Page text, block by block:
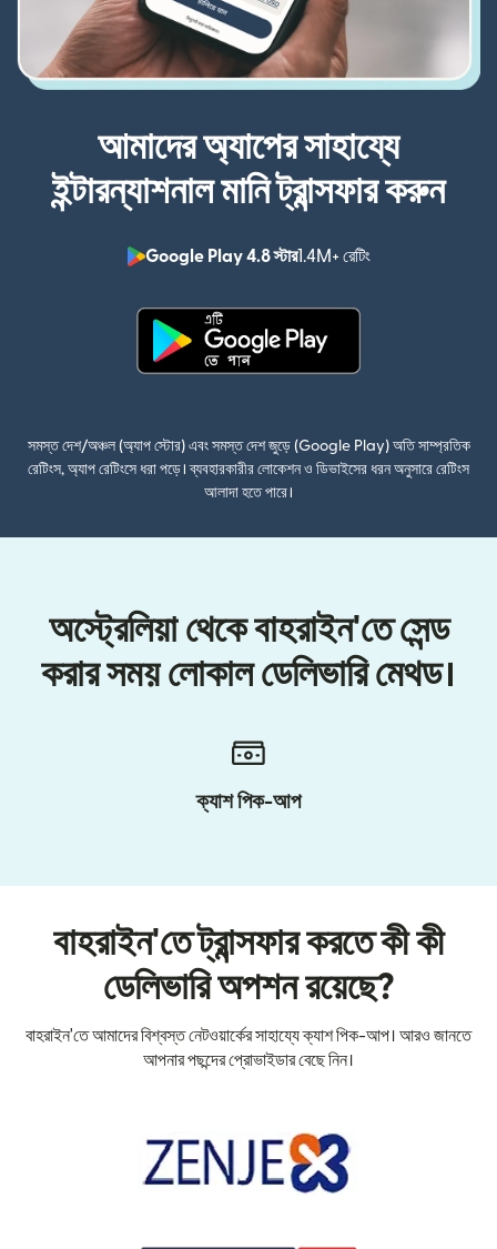
আমাদের অ্যাপের সাহায্যে
ইন্টারন্যাশনাল মানি ট্রান্সফার করুন
Google Play 4.8 স্টার1.4M+ রেটিং
সমস্ত দেশ/অঞ্চল (অ্যাপ স্টোর) এবং সমস্ত দেশ জুড়ে (Google Play) অতি সাম্প্রতিক
রেটিংস, অ্যাপ রেটিংসে ধরা পড়ে। ব্যবহারকারীর লোকেশন ও ডিভাইসের ধরন অনুসারে রেটিংস
আলাদা হতে পারে।
অস্ট্রেলিয়া থেকে বাহরাইন'তে সেন্ড
করার সময় লোকাল ডেলিভারি মেথড।
ক্যাশ পিক-আপ
বাহরাইন'তে ট্রান্সফার করতে কী কী
ডেলিভারি অপশন রয়েছে?
বাহরাইন'তে আমাদের বিশ্বস্ত নেটওয়ার্কের সাহায্যে ক্যাশ পিক-আপ। আরও জানতে
আপনার পছন্দের প্রোভাইডার বেছে নিন।